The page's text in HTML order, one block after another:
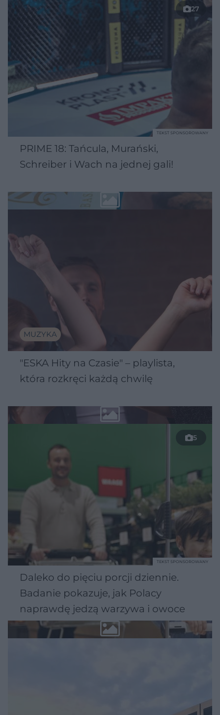
27
PRIME 18: Tańcula, Murański,
Schreiber i Wach na jednej gali!
TEKST SPONSOROWANY
MUZYKA
"ESKA Hity na Czasie" – playlista,
która rozkręci każdą chwilę
5
Daleko do pięciu porcji dziennie.
Badanie pokazuje, jak Polacy
naprawdę jedzą warzywa i owoce
TEKST SPONSOROWANY